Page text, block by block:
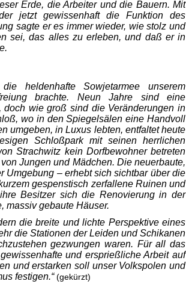
Erde, die Arbeiter und die Bauern. Mit
jetzt gewissenhaft die Funktion des
sagte er es immer wieder, wie stolz und
sei, das alles zu erleben, und daß er in
heldenhafte Sowjetarmee unserem
brachte. Neun Jahre sind eine
doch wie groß sind die Veränderungen in
wo in den Spiegelsälen eine Handvoll
umgeben, in Luxus lebten, entfaltet heute
Schloßpark mit seinen herrlichen
Strachwitz kein Dorfbewohner betreten
Jungen und Mädchen. Die neuerbaute,
Umgebung – erhebt sich sichtbar über die
gespenstisch zerfallene Ruinen und
Besitzer sich die Renovierung in der
massiv gebaute Häuser.
die breite und lichte Per­spektive eines
die Stationen der Leiden und Schikanen
gezwungen waren. Für all das
und ersprießliche Arbeit auf
und erstarken soll unser Volkspolen und
festigen.“ (gekürzt)